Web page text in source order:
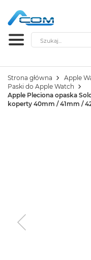
Szukaj
Strona główna Apple
Paski do Apple Watch
Apple Pleciona opaska
koperty 40mm / 41mm /